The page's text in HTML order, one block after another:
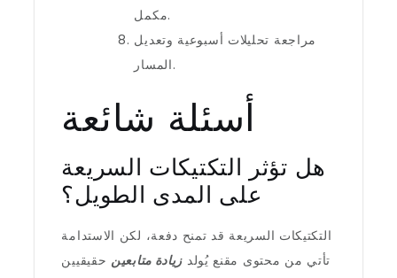
مكمل.
مراجعة تحليلات أسبوعية وتعديل
المسار.
أسئلة شائعة
هل تؤثر التكتيكات السريعة
على المدى الطويل؟
التكتيكات السريعة قد تمنح دفعة، لكن الاستدامة
تأتي من محتوى مقنع يُولد زيادة متابعين حقيقيين